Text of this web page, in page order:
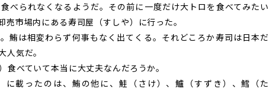
べられなくなるようだ。その前に一度だけ大トロを食べてみたい
売市場内にある寿司屋（すしや）に行った。
鮪は相変わらず何事もなく出てくる。それどころか寿司は日本だ
人気だ。
べていて本当に大丈夫なんだろうか。
載ったのは、鮪の他に、鮭（さけ）、鱸（すずき）、鱈（た